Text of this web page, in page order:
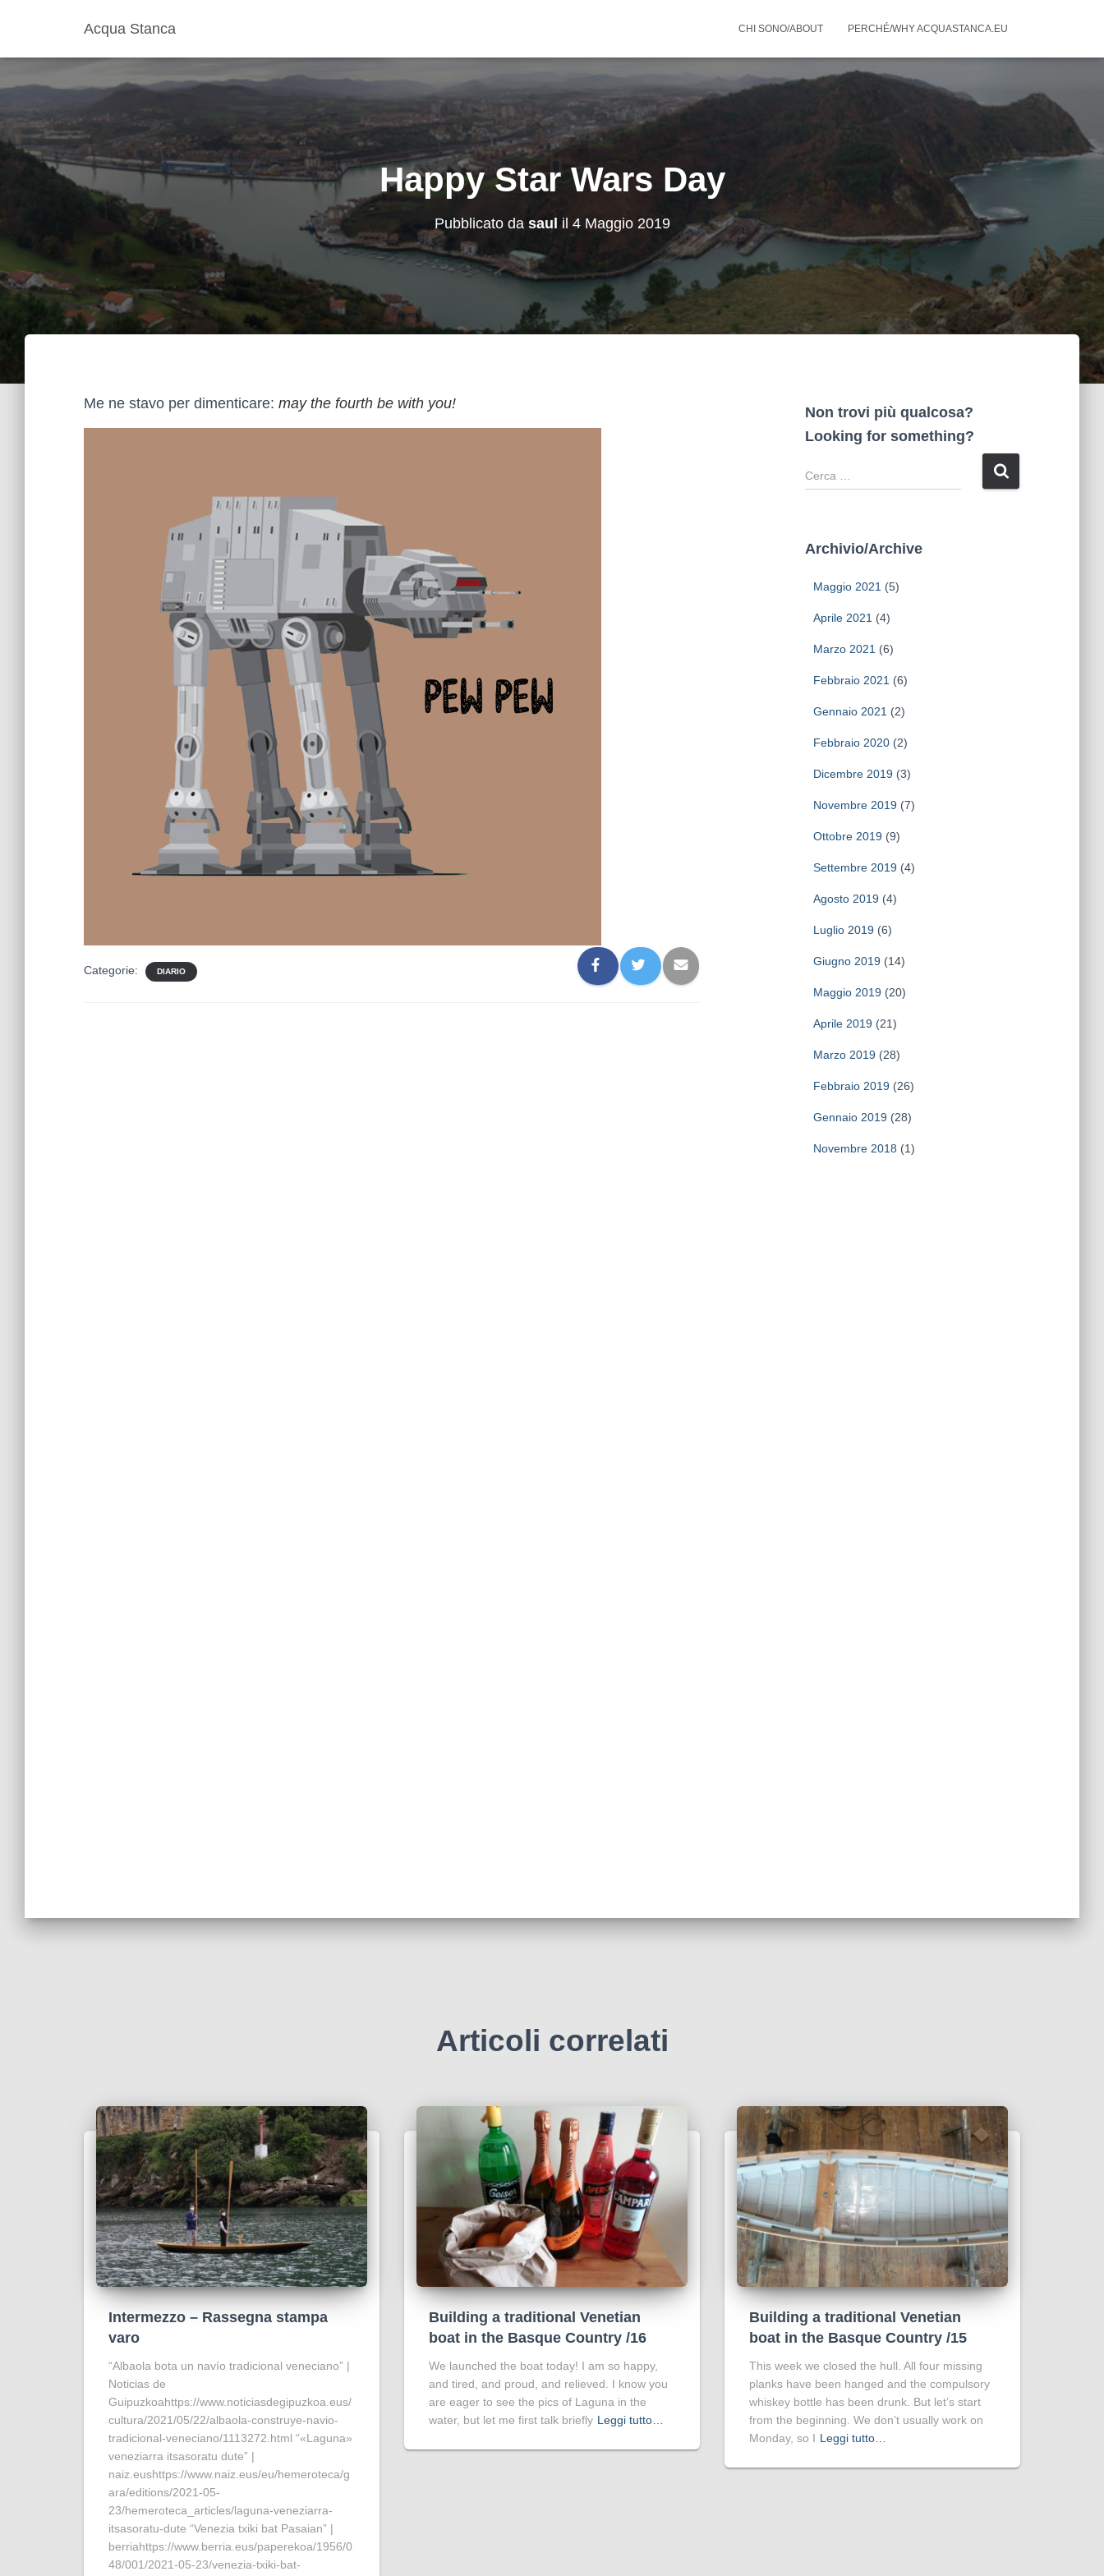
Acqua Stanca CHI SONO/ABOUT PERCHÉ/WHY ACQUASTANCA.EU
Happy Star Wars Day
Pubblicato da saul il 4 Maggio 2019
Me ne stavo per dimenticare: may the fourth be with you!
Categorie: DIARIO
Non trovi più qualcosa?
Looking for something?
R
i
Archivio/Archive
Maggio 2021 (5)
Aprile 2021 (4)
Marzo 2021 (6)
Febbraio 2021 (6)
Gennaio 2021 (2)
Febbraio 2020(2)
Dicembre 2019(3)
Novembre 2019(7)
Ottobre 2019(9)
Settembre 2019(4)
Agosto 2019(4)
Luglio 2019(6)
Giugno 2019(14)
Maggio 2019(20)
Aprile 2019(21)
Marzo 2019(28)
Febbraio 2019(26)
Gennaio 2019(28)
Novembre 2018 (1)
Articoli correlati
Intermezzo – Rassegna stampa
varo
“Albaola bota un navío tradicional veneciano” |
Noticias de
Guipuzkoahttps://www.noticiasdegipuzkoa.eus/
cultura/2021/05/22/albaola-construye-navio-
tradicional-veneciano/1113272.html “«Laguna»
veneziarra itsasoratu dute” |
naiz.eushttps://www.naiz.eus/eu/hemeroteca/g
ara/editions/2021-05-
23/hemeroteca_articles/laguna-veneziarra-
itsasoratu-dute “Venezia txiki bat Pasaian” |
berriahttps://www.berria.eus/paperekoa/1956/0
48/001/2021-05-23/venezia-txiki-bat-
Building a traditional Venetian
boat in the Basque Country /16
We launched the boat today! I am so happy,
and tired, and proud, and relieved. I know you
are eager to see the pics of Laguna in the
water, but let me first talk briefly Leggi tutto…
Building a traditional Venetian
boat in the Basque Country /15
This week we closed the hull. All four missing
planks have been hanged and the compulsory
whiskey bottle has been drunk. But let’s start
from the beginning. We don’t usually work on
Monday, so I Leggi tutto…